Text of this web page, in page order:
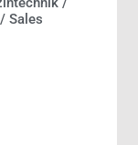
Sales